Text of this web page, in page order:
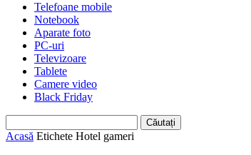
Telefoane mobile
Notebook
Aparate foto
PC-uri
Televizoare
Tablete
Camere video
Black Friday
Acasă Etichete Hotel gameri